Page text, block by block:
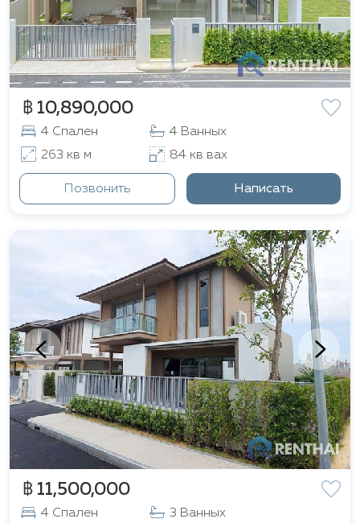
฿ 10,890,000
4 Спален
4 Ванных
263 кв м
84 кв вах
Позвонить Написать
฿ 11,500,000
4 Спален
3 Ванных